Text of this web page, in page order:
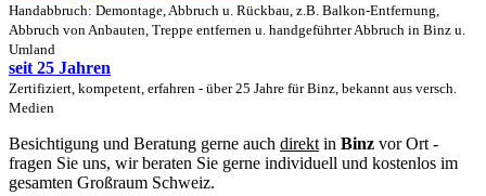
Handabbruch: Demontage, Abbruch u. Rückbau, z.B. Balkon-Entfernung,
Abbruch von Anbauten, Treppe entfernen u. handgeführter Abbruch in Binz u.
Umland
seit 25 Jahren
Zertifiziert, kompetent, erfahren - über 25 Jahre für Binz, bekannt aus versch.
Medien
Besichtigung und Beratung gerne auch direkt in Binz vor Ort -
fragen Sie uns, wir beraten Sie gerne individuell und kostenlos im
gesamten Großraum Schweiz.